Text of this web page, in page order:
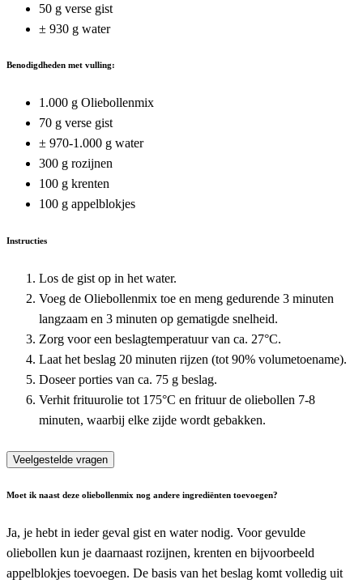
50 g verse gist
± 930 g water
Benodigdheden met vulling:
1.000 g Oliebollenmix
70 g verse gist
± 970-1.000 g water
300 g rozijnen
100 g krenten
100 g appelblokjes
Instructies
Los de gist op in het water.
Voeg de Oliebollenmix toe en meng gedurende 3 minuten
langzaam en 3 minuten op gematigde snelheid.
Zorg voor een beslagtemperatuur van ca. 27°C.
Laat het beslag 20 minuten rijzen (tot 90% volumetoename).
Doseer porties van ca. 75 g beslag.
Verhit frituurolie tot 175°C en frituur de oliebollen 7-8
minuten, waarbij elke zijde wordt gebakken.
Veelgestelde vragen
Moet ik naast deze oliebollenmix nog andere ingrediënten toevoegen?
Ja, je hebt in ieder geval gist en water nodig. Voor gevulde
oliebollen kun je daarnaast rozijnen, krenten en bijvoorbeeld
appelblokjes toevoegen. De basis van het beslag komt volledig uit